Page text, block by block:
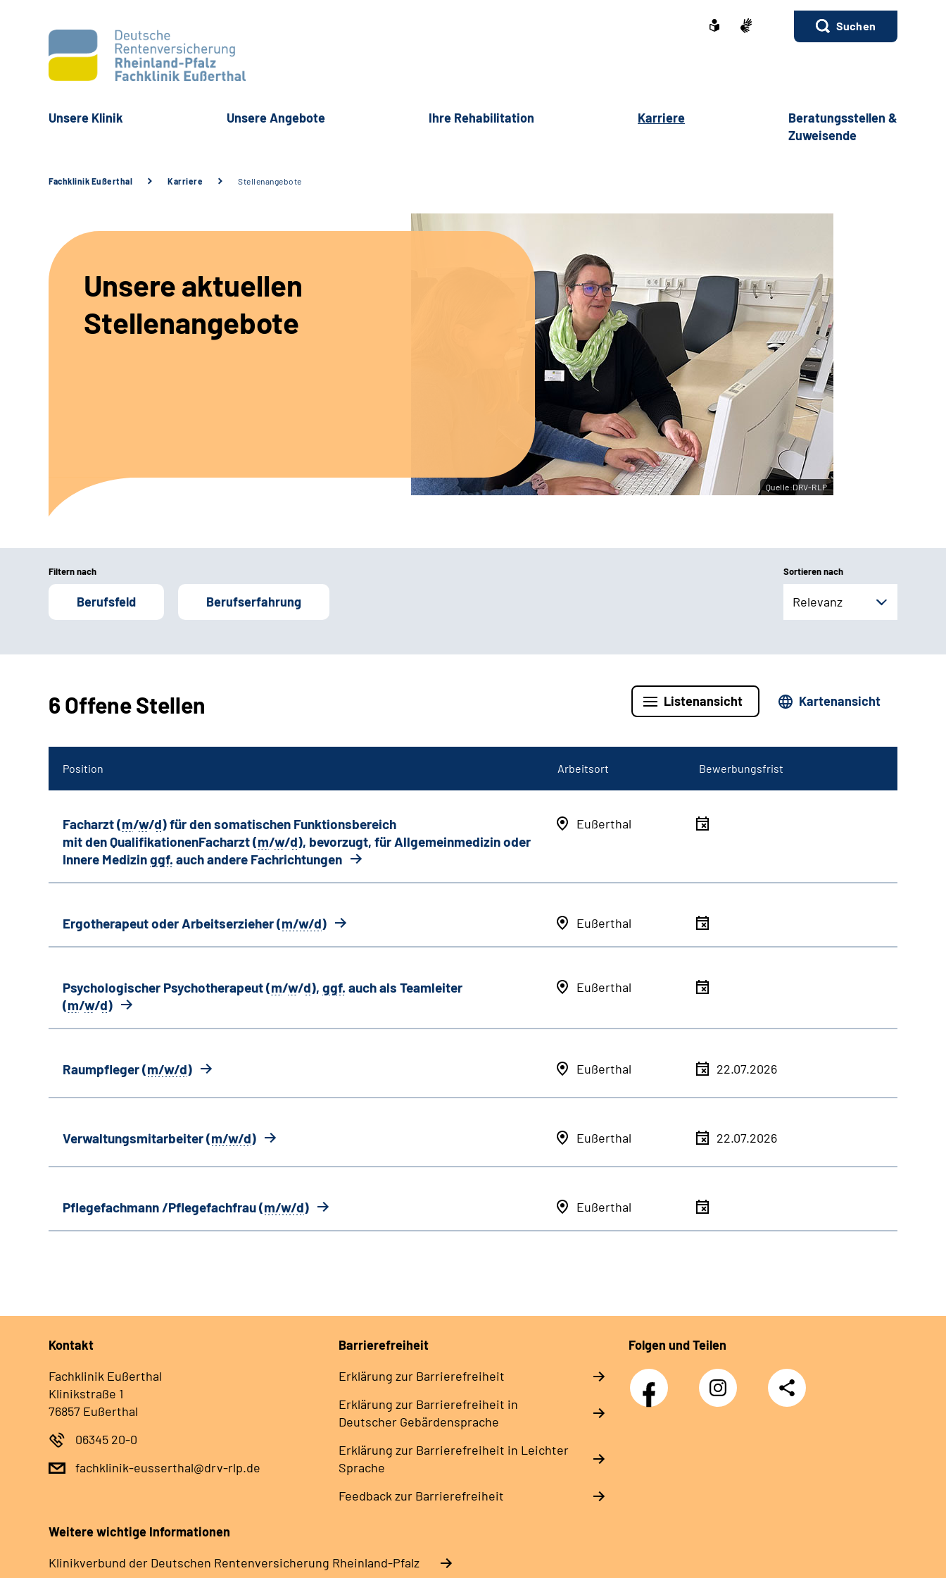
Suchen
Unsere Klinik Unsere Angebote Ihre Rehabilitation Karriere
Beratungsstellen &
Zuweisende
Fachklinik Eußerthal Karriere Stellenangebote
Unsere aktuellen
Stellenangebote
Quelle:DRV-RLP
Filtern nach
Berufsfeld Berufserfahrung
Sortieren nach
Relevanz
6 Offene Stellen Listenansicht Kartenansicht
Position Arbeitsort Bewerbungsfrist
Facharzt (m/w/d) für den somatischen Funktionsbereich
mit den QualifikationenFacharzt (m/w/d), bevorzugt, für Allgemeinmedizin oder
Innere Medizinggf. auch andere Fachrichtungen
Eußerthal
Ergotherapeut oder Arbeitserzieher (m/w/d) Eußerthal
Psychologischer Psychotherapeut (m/w/d), ggf. auch als Teamleiter
(m/w/d)
Eußerthal
Raumpfleger (m/w/d) Eußerthal 22.07.2026
Verwaltungsmitarbeiter (m/w/d) Eußerthal 22.07.2026
Pflegefachmann /Pflegefachfrau (m/w/d) Eußerthal
Kontakt
Fachklinik Eußerthal
Klinikstraße 1
76857 Eußerthal
06345 20-0
fachklinik-eusserthal@drv-rlp.de
Barrierefreiheit
Erklärung zur Barrierefreiheit
Erklärung zur Barrierefreiheit in
Deutscher Gebärdensprache
Erklärung zur Barrierefreiheit in Leichter
Sprache
Feedback zur Barrierefreiheit
Folgen und Teilen
Facebook
Instagram
DRV
Nachwuchskräfte
Teilen
Weitere wichtige Informationen
Klinikverbund der Deutschen Rentenversicherung Rheinland-Pfalz